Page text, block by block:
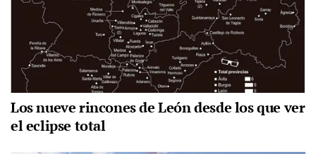
Los nueve rincones de León desde los que ver
el eclipse total